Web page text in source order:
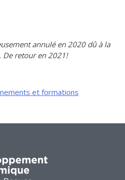
RH
et parcs industriels
financière
locaux d’investissement et
entrepreneuriale Nouvelle-
annulé en 2020 dû à la
De retour en 2021!
et formations